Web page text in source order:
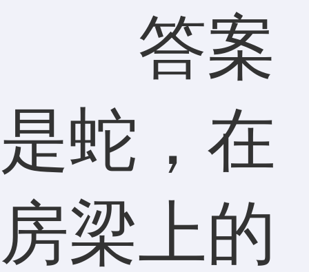
答案
是蛇，在
房梁上的